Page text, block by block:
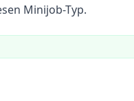
Minijob-Typ.